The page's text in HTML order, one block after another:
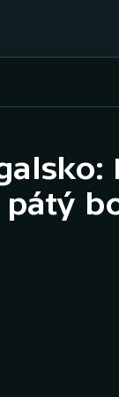
Baseball a softbal
Basketbal
pátý